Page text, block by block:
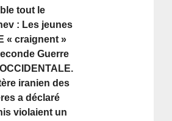
tout le
: Les jeunes
« craignent »
Guerre
iranien des
a déclaré
violaient un